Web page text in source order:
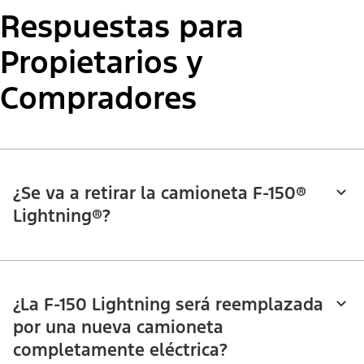
Respuestas para
Propietarios y
Compradores
¿Se va a retirar la camioneta F-150®
Lightning®?
¿La F-150 Lightning será reemplazada
por una nueva camioneta
completamente eléctrica?